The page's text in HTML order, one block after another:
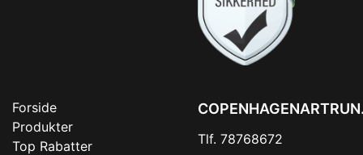
Forside
Produkter
Top Rabatter
Tlf. 78768672